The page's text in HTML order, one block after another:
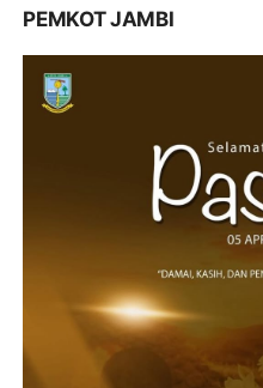
PEMKOT JAMBI